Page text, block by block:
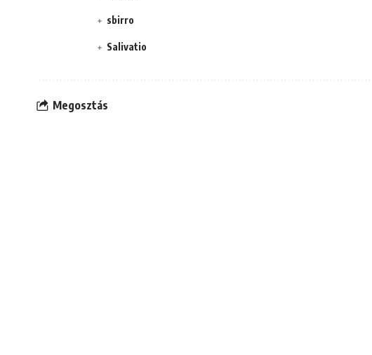
sbirro
Salivatio
Megosztás